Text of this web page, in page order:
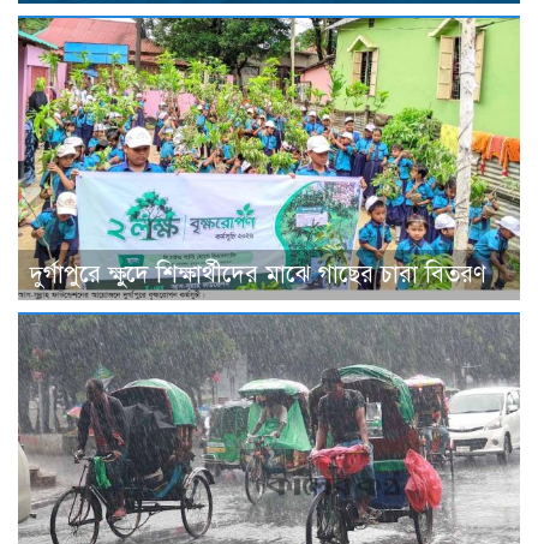
দুর্গাপুরে ক্ষুদে শিক্ষার্থীদের মাঝে গাছের চারা বিতরণ